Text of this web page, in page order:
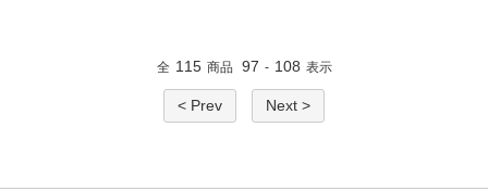
全 115 商品 97 - 108 表示
< Prev Next >